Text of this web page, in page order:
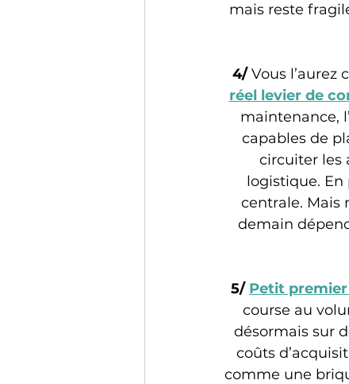
mais reste
4/ Vous l’aurez
réel levier de
maintenance,
capables de
circuiter les
logistique.
centrale. Mais
demain
5/ Petit
course au
désormais sur
coûts
comme une